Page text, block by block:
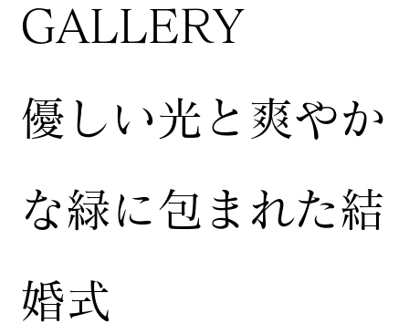
GALLERY
​優しい光と爽やか
な緑に包まれた結
婚式